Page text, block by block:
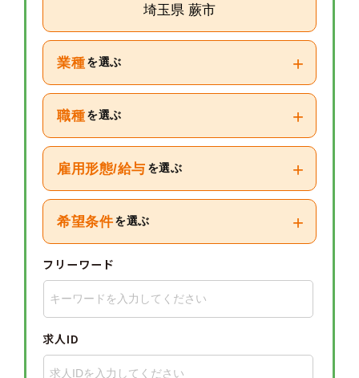
埼玉県 蕨市
業種 を選ぶ +
職種 を選ぶ +
雇用形態/給与 を選ぶ +
希望条件 を選ぶ +
フリーワード
求人ID